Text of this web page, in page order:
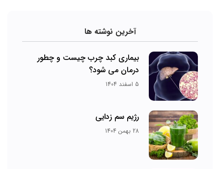
آخرین نوشته ها
بیماری کبد چرب چیست و چطور
درمان می‌ شود؟
5 اسفند 1404
رژیم سم زدایی
28 بهمن 1404